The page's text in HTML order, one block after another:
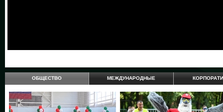
ОБЩЕСТВО МЕЖДУНАРОДНЫЕ